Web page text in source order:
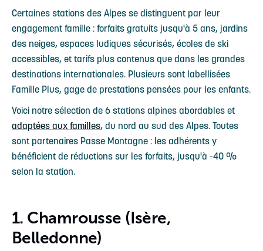
Certaines stations des Alpes se distinguent par leur
engagement famille : forfaits gratuits jusqu'à 5 ans, jardins
des neiges, espaces ludiques sécurisés, écoles de ski
accessibles, et tarifs plus contenus que dans les grandes
destinations internationales. Plusieurs sont labellisées
Famille Plus, gage de prestations pensées pour les enfants.
Voici notre sélection de 6 stations alpines abordables et
adaptées aux familles, du nord au sud des Alpes. Toutes
sont partenaires Passe Montagne : les adhérents y
bénéficient de réductions sur les forfaits, jusqu'à -40 %
selon la station.
1. Chamrousse (Isère,
Belledonne)